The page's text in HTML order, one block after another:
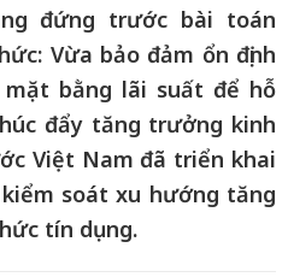
đứng trước bài toán
Vừa bảo đảm ổn định
bằng lãi suất để hỗ
đẩy tăng trưởng kinh
Việt Nam đã triển khai
soát xu hướng tăng
tín dụng.